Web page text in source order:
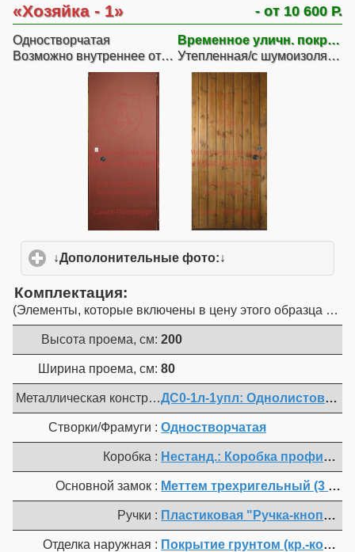
Хозяйка - 1 - от 10 600 Р.
Одностворчатая
Временное уличн. покрытие
Возможно внутреннее открывание
Утепленная/с шумоизоляцией (1 контур)
↓Дополонительные фото:↓
Комплектация
Элементы, которые включены в цену этого образца
Высота проема, см:200
Ширина проема, см:80
Металлическая конструкция :ДС0-1л-1упл: Однолистовая
Створки/Фрамуги :Одностворчатая
Коробка : Нестанд.: Коробка
Основной замок : Меттем трехригельный (3
Ручки : Пластиковая "Ручка-кнопка"
Отделка наружная : Покрытие грунтом (кр.-